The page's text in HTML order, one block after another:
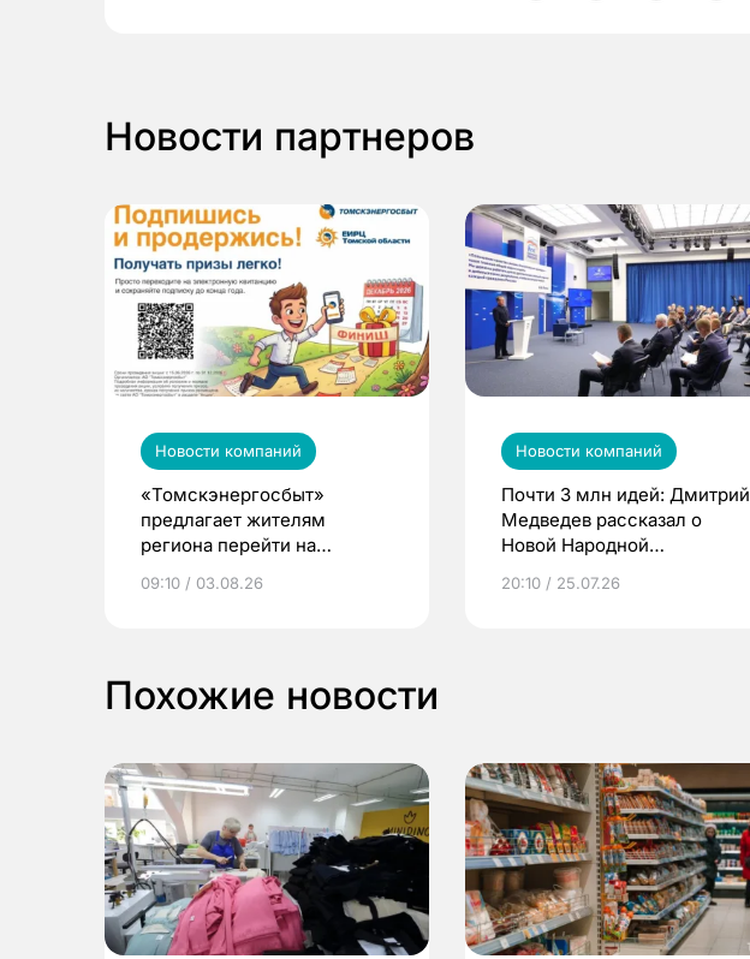
Новости партнеров
Новости компаний
«Томскэнергосбыт»
предлагает жителям
региона перейти на
выиграть призы
09:10 / 03.08.26
Новости компаний
Почти 3 млн идей: Дмитрий
Медведев рассказал о
Новой Народной
20:10 / 25.07.26
Похожие новости